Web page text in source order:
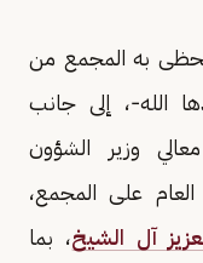
يحظى به المجمع من
الله-، إلى جانب
وزير الشؤون
العام على المجمع،
آل الشيخ، بما